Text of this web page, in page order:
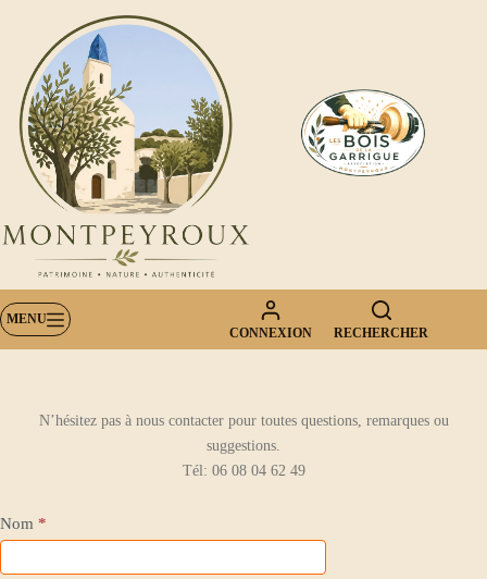
contenu
MENU
CONNEXION
RECHERCHER
N’hésitez pas à nous contacter pour toutes questions, remarques ou
suggestions.
Tél: 06 08 04 62 49
Contact
Nom *